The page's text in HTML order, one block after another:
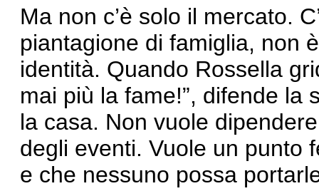
Ma non c’è solo il mercato.
piantagione di famiglia, non
identità. Quando Rossella
mai più la fame!”, difende la
la casa. Non vuole
degli eventi. Vuole un punto
e che nessuno possa